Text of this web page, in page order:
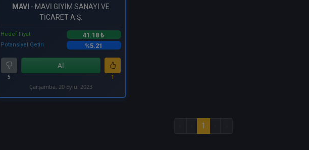
MAVI - MAVİ GİYİM SANAYİ VE
TİCARET A.Ş.
Hedef Fiyat 41.18 ₺
Potansiyel Getiri %5.21
5
Al
1
Çarşamba, 20 Eylül 2023
1